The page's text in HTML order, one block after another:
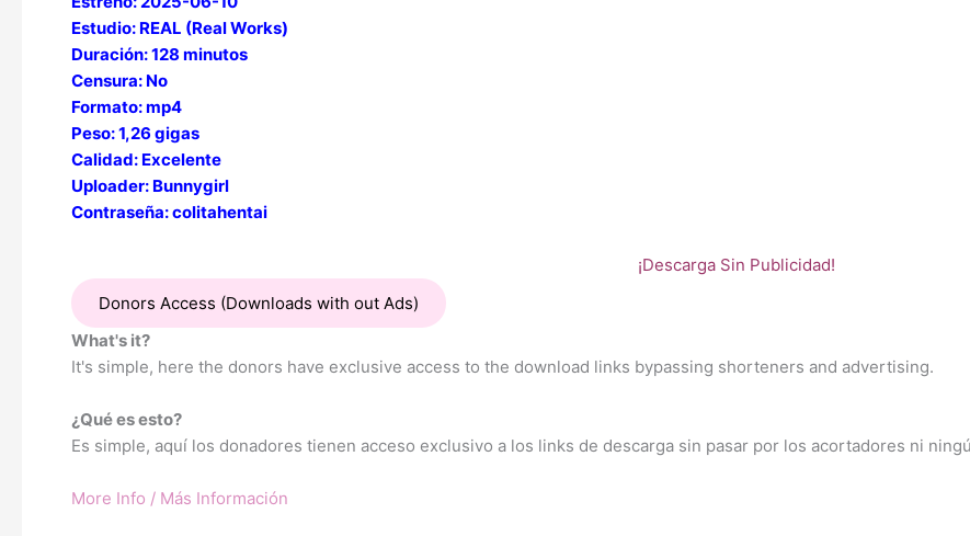
Estudio: REAL (Real Works)
Duración: 128 minutos
Censura: No
Formato: mp4
Peso: 1,26 gigas
Calidad: Excelente
Uploader: Bunnygirl
Contraseña: colitahentai
¡Descarga Sin Publicidad!
Donors Access (Downloads with out Ads)
What's it?
It's simple, here the donors have exclusive access to the download links bypassing shorteners and advertising.
¿Qué es esto?
Es simple, aquí los donadores tienen acceso exclusivo a los links de descarga sin pasar por los acortadores ni
More Info / Más Información